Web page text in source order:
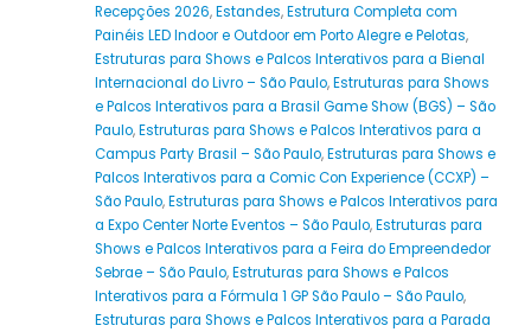
Recepções 2026,Estandes,Estrutura Completa com
Painéis LED Indoor e Outdoor em Porto Alegre e Pelotas,
Estruturas para Shows e Palcos Interativos para a Bienal
Internacional do Livro – São Paulo,Estruturas para Shows
e Palcos Interativos para a Brasil Game Show (BGS) – São
Paulo,Estruturas para Shows e Palcos Interativos para a
Campus Party Brasil – São Paulo,Estruturas para Shows e
Palcos Interativos para a Comic Con Experience (CCXP) –
São Paulo,Estruturas para Shows e Palcos Interativos para
a Expo Center Norte Eventos – São Paulo,Estruturas para
Shows e Palcos Interativos para a Feira do Empreendedor
Sebrae – São Paulo,Estruturas para Shows e Palcos
Interativos para a Fórmula 1 GP São Paulo – São Paulo,
Estruturas para Shows e Palcos Interativos para a Parada